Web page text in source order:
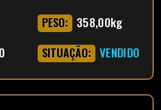
PESO: 358,00kg
SITUAÇÃO: VENDIDO